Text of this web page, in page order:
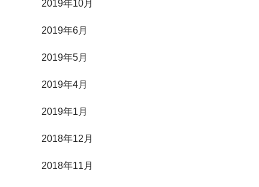
2019年10月
2019年6月
2019年5月
2019年4月
2019年1月
2018年12月
2018年11月